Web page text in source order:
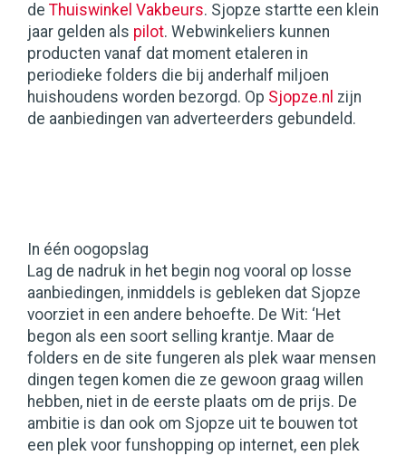
de Thuiswinkel Vakbeurs. Sjopze startte een klein
jaar gelden als pilot. Webwinkeliers kunnen
producten vanaf dat moment etaleren in
periodieke folders die bij anderhalf miljoen
huishoudens worden bezorgd. Op Sjopze.nl zijn
de aanbiedingen van adverteerders gebundeld.
In één oogopslag
Lag de nadruk in het begin nog vooral op losse
aanbiedingen, inmiddels is gebleken dat Sjopze
voorziet in een andere behoefte. De Wit: ‘Het
begon als een soort selling krantje. Maar de
folders en de site fungeren als plek waar mensen
dingen tegen komen die ze gewoon graag willen
hebben, niet in de eerste plaats om de prijs. De
ambitie is dan ook om Sjopze uit te bouwen tot
een plek voor funshopping op internet, een plek